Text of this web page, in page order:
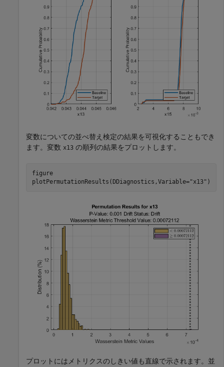
変数についての並べ替え検定の結果を可視化することもでき
ます。変数 x13 の順列の結果をプロットします。
figure
plotPermutationResults(DDiagnostics,Variable="x13" )
プロットにはメトリクスのしきい値も直線で示されます。並